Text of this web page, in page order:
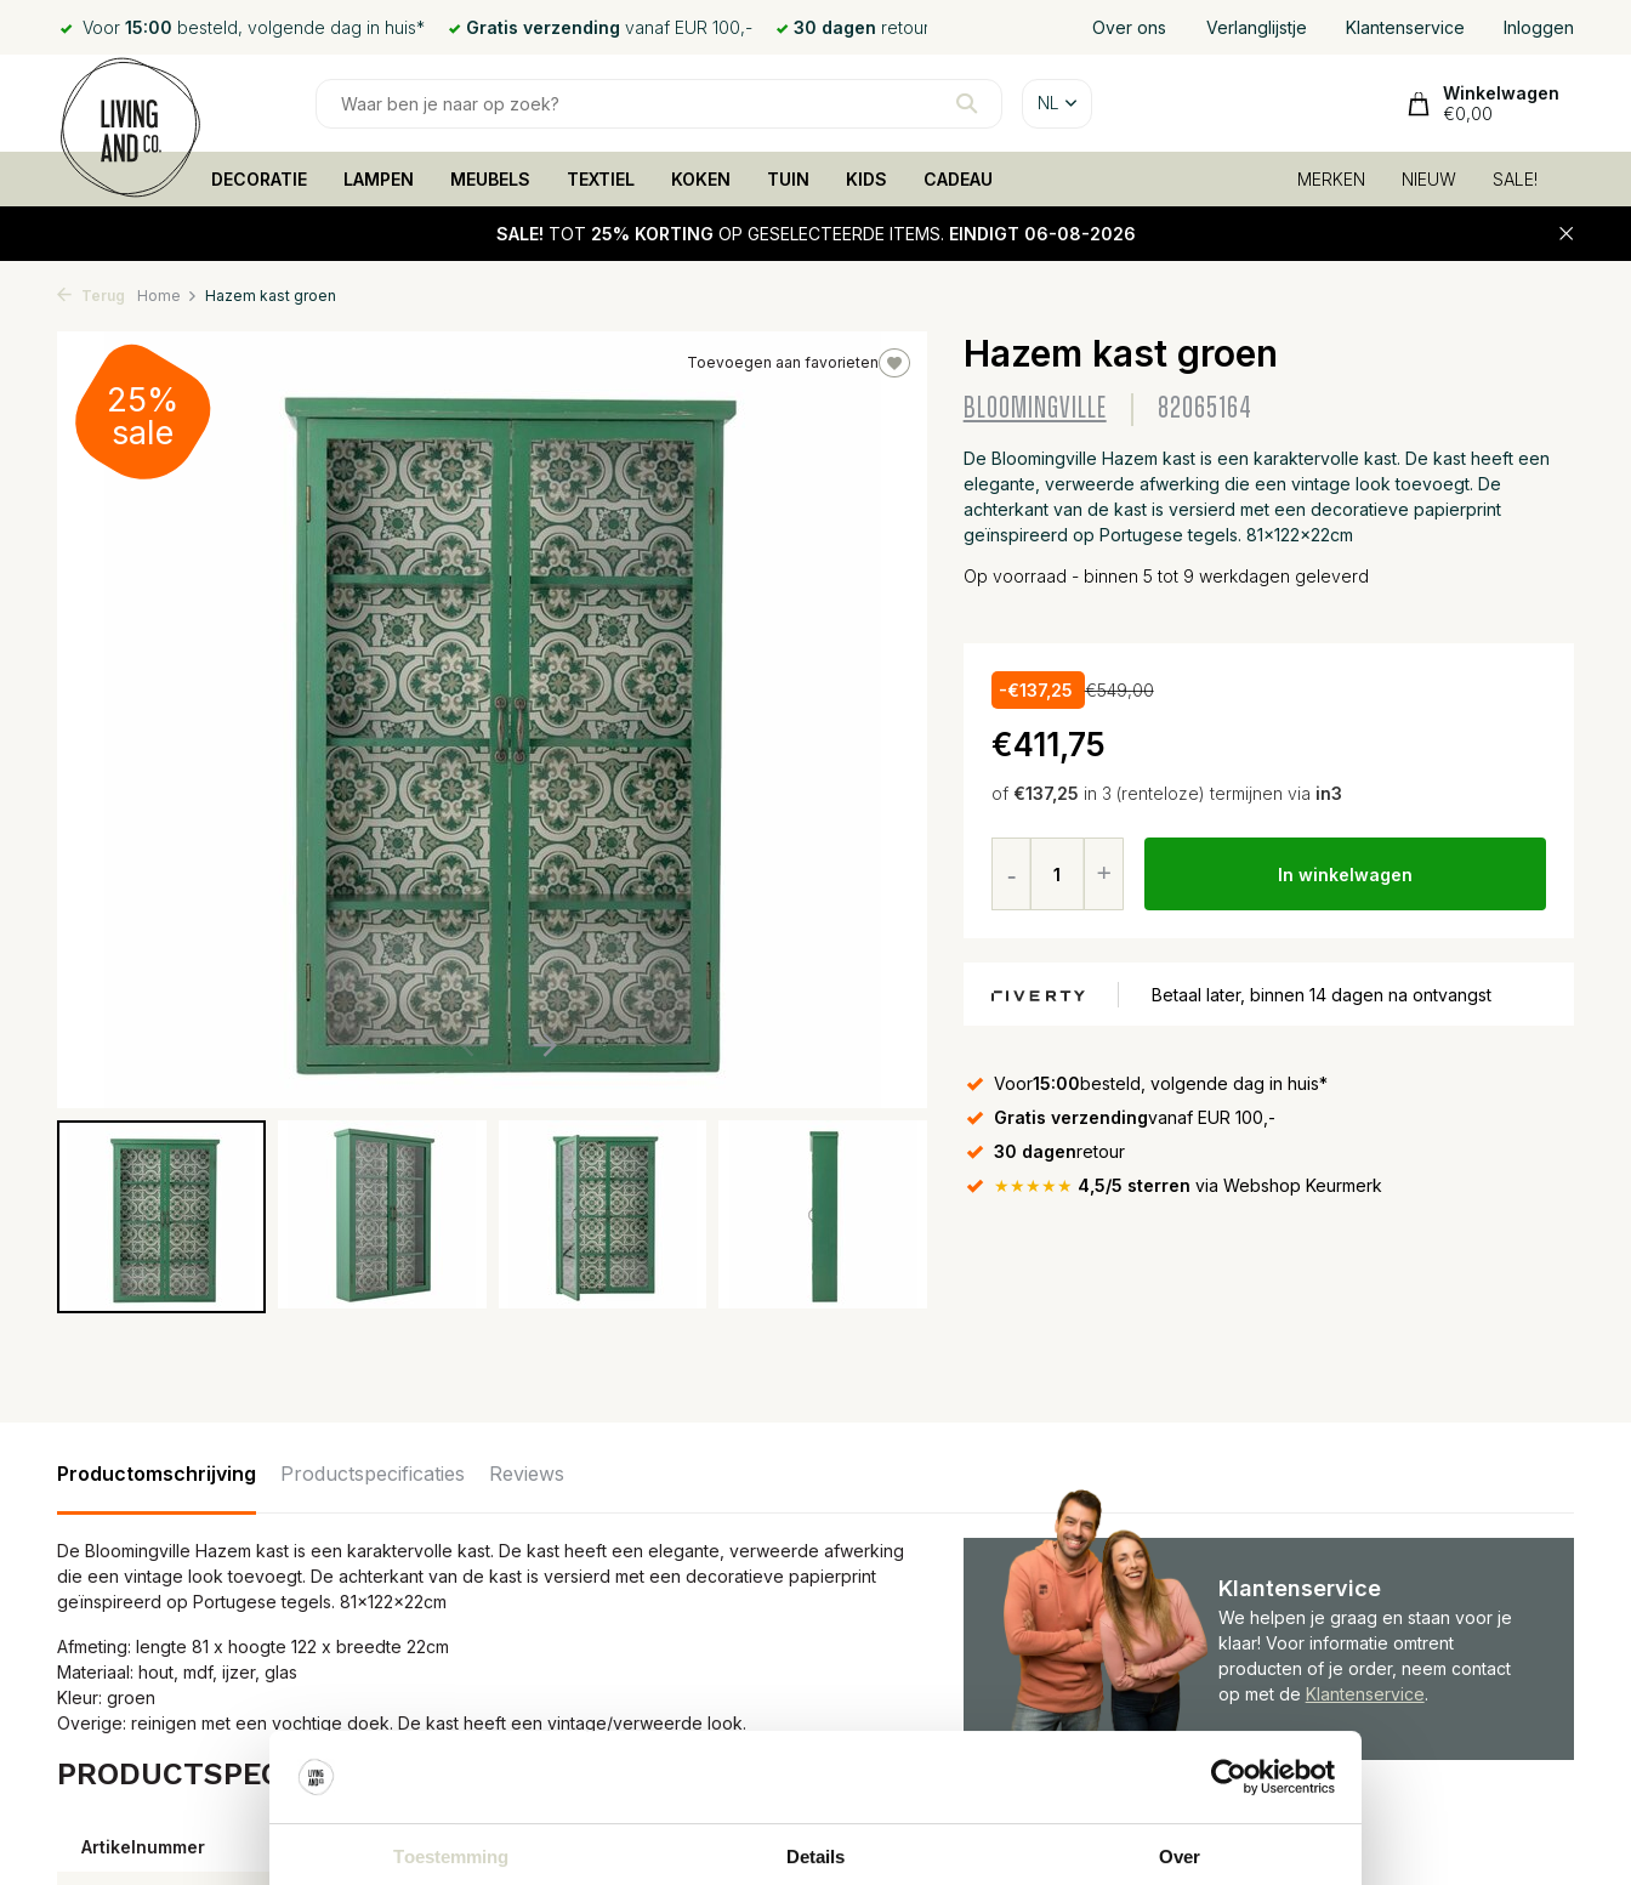
Toestemming Details Over
Voor 15:00 besteld, volgende dag in huis* Gratis verzending vanaf EUR 100,- 30 dagen retour Over ons Verlanglijstje Klantenservice Inloggen
NL
Winkelwagen
€0,00
DECORATIE LAMPEN MEUBELS TEXTIEL KOKEN TUIN KIDS CADEAU MERKEN NIEUW SALE!
SALE! TOT 25% KORTING OP GESELECTEERDE ITEMS. EINDIGT 06-08-2026
Terug Home Hazem kast groen
Toevoegen aan favorieten
25%
sale
25%
sale
Hazem kast groen
BLOOMINGVILLE 82065164
De Bloomingville Hazem kast is een karaktervolle kast. De kast heeft een
elegante, verweerde afwerking die een vintage look toevoegt. De
achterkant van de kast is versierd met een decoratieve papierprint
geïnspireerd op Portugese tegels. 81x122x22cm
Op voorraad - binnen 5 tot 9 werkdagen geleverd
-€137,25 €549,00
€411,75
of €137,25 in 3 (renteloze) termijnen via in3
In winkelwagen
Betaal later, binnen 14 dagen na ontvangst
Voor15:00besteld, volgende dag in huis*
Gratis verzendingvanaf EUR 100,-
30 dagenretour
★★★★★ 4,5/5 sterren via Webshop Keurmerk
Productomschrijving Productspecificaties Reviews
De Bloomingville Hazem kast is een karaktervolle kast. De kast heeft een elegante, verweerde afwerking
die een vintage look toevoegt. De achterkant van de kast is versierd met een decoratieve papierprint
geïnspireerd op Portugese tegels. 81x122x22cm
Afmeting: lengte 81 x hoogte 122 x breedte 22cm
Materiaal: hout, mdf, ijzer, glas
Kleur: groen
Overige: reinigen met een vochtige doek. De kast heeft een vintage/verweerde look.
PRODUCTSPECIFICATIES
Artikelnummer
Klantenservice
We helpen je graag en staan voor je
klaar! Voor informatie omtrent
producten of je order, neem contact
op met de Klantenservice.